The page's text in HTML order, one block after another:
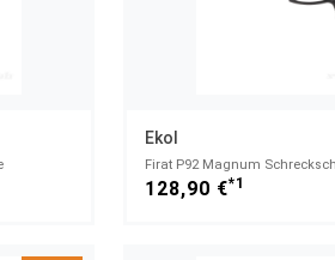
Ekol
128,90 €*1